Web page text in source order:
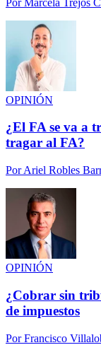
OPINIÓN
¿El FA se va a
tragar al FA?
PorAriel Robles
OPINIÓN
¿Cobrar sin
de impuestos
PorFrancisco